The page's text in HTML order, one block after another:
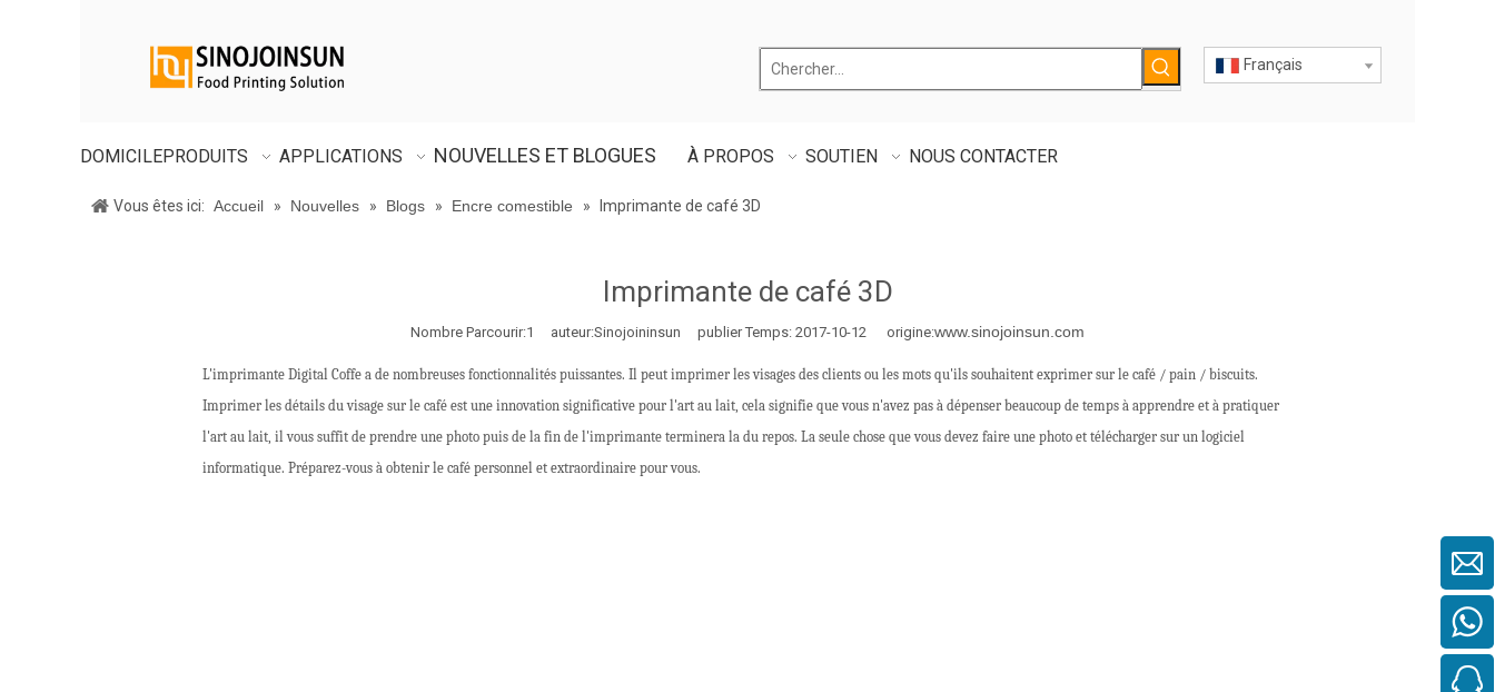
Français
DOMICILEPRODUITS APPLICATIONS NOUVELLES ET BLOGUES À PROPOS SOUTIEN NOUS CONTACTER
Vous êtes ici: Accueil » Nouvelles » Blogs » Encre comestible » Imprimante de café 3D
Imprimante de café 3D
Nombre Parcourir:1 auteur:Sinojoininsun publier Temps: 2017-10-12 origine:www.sinojoinsun.com
L'imprimante Digital Coffe a de nombreuses fonctionnalités puissantes. Il peut imprimer les visages des clients ou les mots qu'ils souhaitent exprimer sur le café / pain / biscuits.
Imprimer les détails du visage sur le café est une innovation significative pour l'art au lait, cela signifie que vous n'avez pas à dépenser beaucoup de temps à apprendre et à pratiquer
l'art au lait, il vous suffit de prendre une photo puis de la fin de l'imprimante terminera la du repos. La seule chose que vous devez faire une photo et télécharger sur un logiciel
informatique. Préparez-vous à obtenir le café personnel et extraordinaire pour vous.